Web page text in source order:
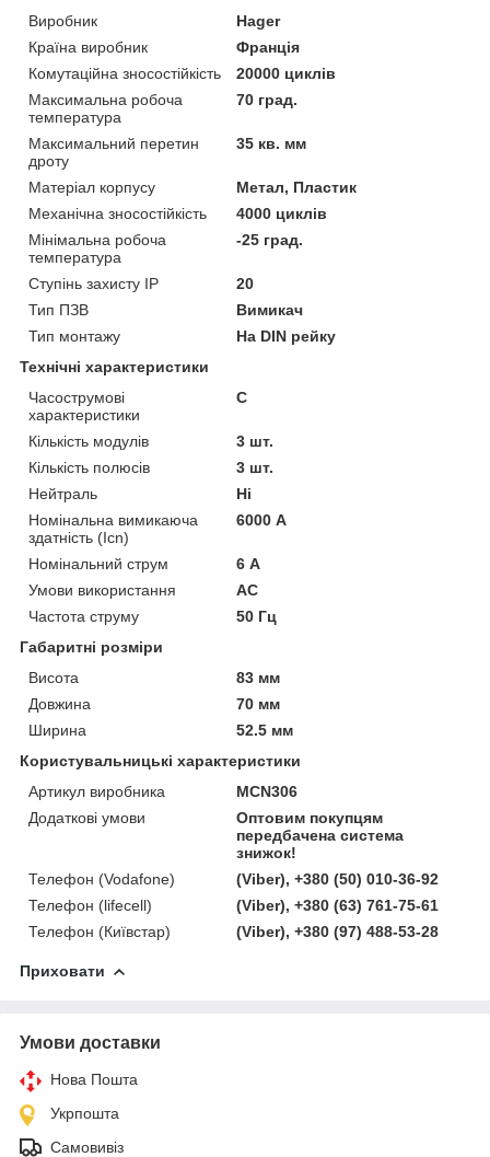
Виробник
Hager
Країна виробник
Франція
Комутаційна зносостійкість
20000 циклів
Максимальна робоча
температура
70 град.
Максимальний перетин
дроту
35 кв. мм
Матеріал корпусу
Метал, Пластик
Механічна зносостійкість
4000 циклів
Мінімальна робоча
температура
-25 град.
Ступінь захисту IP
20
Тип ПЗВ
Вимикач
Тип монтажу
На DIN рейку
Технічні характеристики
Часострумові
характеристики
C
Кількість модулів
3 шт.
Кількість полюсів
3 шт.
Нейтраль
Ні
Номінальна вимикаюча
здатність (Icn)
6000 А
Номінальний струм
6 А
Умови використання
АС
Частота струму
50 Гц
Габаритні розміри
Висота
83 мм
Довжина
70 мм
Ширина
52.5 мм
Користувальницькі характеристики
Артикул виробника
MCN306
Додаткові умови
Оптовим покупцям
передбачена система
знижок!
Телефон (Vodafone)
(Viber), +380 (50) 010-36-92
Телефон (lifecell)
(Viber), +380 (63) 761-75-61
Телефон (Київстар)
(Viber), +380 (97) 488-53-28
Приховати
Умови доставки
Нова Пошта
Укрпошта
Самовивіз